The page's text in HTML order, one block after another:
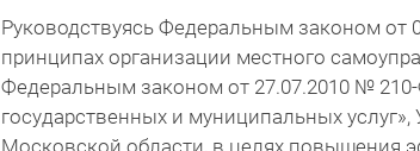
Руководствуясь Федеральным законом от
принципах организации местного
Федеральным законом от 27.07.2010 №
государственных и муниципальных